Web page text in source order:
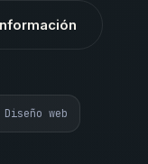
Diseño web